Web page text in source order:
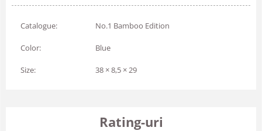
Catalogue: No.1 Bamboo Edition
Color: Blue
Size: 38 × 8,5 × 29
Rating-uri